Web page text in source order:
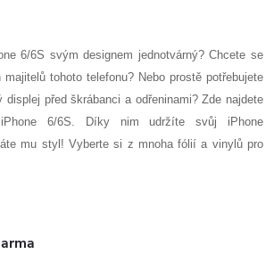
6/6S svým designem jednotvárný? Chcete se
tohoto telefonu? Nebo prostě potřebujete
před škrábanci a odřeninami? Zde najdete
6/6S. Díky nim udržíte svůj iPhone
mu styl! Vyberte si z mnoha fólií a vinylů pro